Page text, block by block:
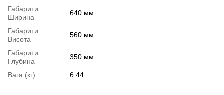
Габарити
Ширина
640 мм
Габарити
Висота
560 мм
Габарити
Глубина
350 мм
Вага (кг) 6.44